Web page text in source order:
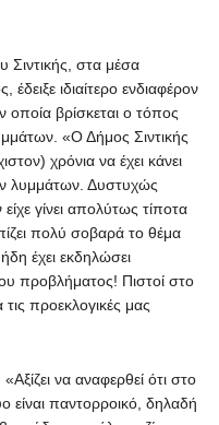
στα μέσα
ιδιαίτερο ενδιαφέρον
οποία βρίσκεται ο τόπος
«Ο Δήμος Σιντικής
χρόνια να έχει κάνει
λυμμάτων. Δυστυχώς
γίνει απολύτως τίποτα
πολύ σοβαρά το θέμα
έχει εκδηλώσει
προβλήματος! Πιστοί στο
προεκλογικές μας
να αναφερθεί ότι στο
είναι παντορροικό, δηλαδή